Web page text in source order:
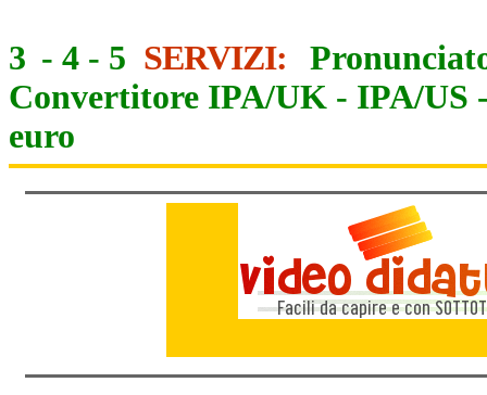
3 - 4 - 5 SERVIZI:
Convertitore IPA/UK - IPA/US
euro